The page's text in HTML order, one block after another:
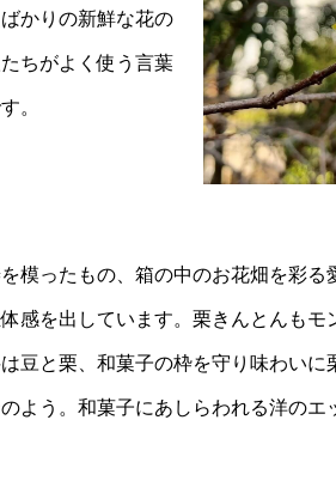
かりの新鮮な花の
ちがよく使う言葉
。
模ったもの、箱の中のお花畑を彩る
感を出しています。栗きんとんもモ
豆と栗、和菓子の枠を守り味わい
よう。和菓子にあしらわれる洋の